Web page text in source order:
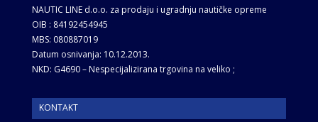
NAUTIC LINE d.o.o. za prodaju i ugradnju nautičke opreme
OIB : 84192454945
MBS: 080887019
Datum osnivanja: 10.12.2013.
NKD: G4690 – Nespecijalizirana trgovina na veliko ;
KONTAKT